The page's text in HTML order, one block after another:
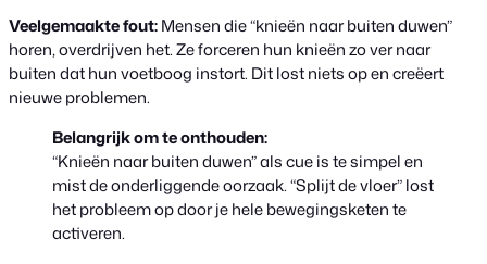
Veelgemaakte fout:Mensen die “knieën naar buiten duwen”
horen, overdrijven het. Ze forceren hun knieën zo ver naar
buiten dat hun voetboog instort. Dit lost niets op en creëert
nieuwe problemen.
Belangrijk om te onthouden:
“Knieën naar buiten duwen” als cue is te simpel en
mist de onderliggende oorzaak. “Splijt de vloer” lost
het probleem op door je hele bewegingsketen te
activeren.